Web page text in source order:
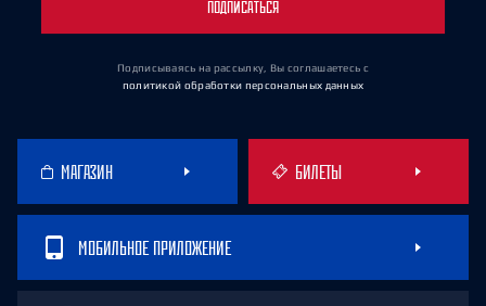
ПОДПИСАТЬСЯ
Подписываясь на рассылку, Вы соглашаетесь с
политикой обработки персональных данных
МАГАЗИН БИЛЕТЫ
МОБИЛЬНОЕ ПРИЛОЖЕНИЕ